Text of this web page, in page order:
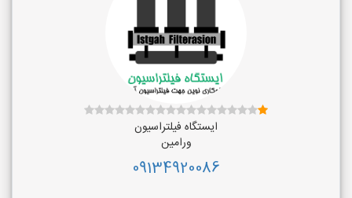
ایستگاه فیلتراسیون
ورامین
09134920086